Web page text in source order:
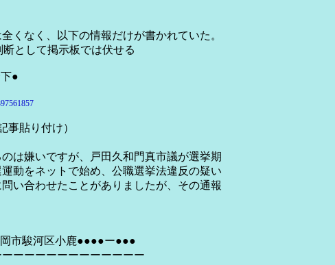
なく、以下の情報だけが書かれていた。
て掲示板では伏せる
●
事貼り付け）
いですが、戸田久和門真市議が選挙期
ネットで始め、公職選挙法違反の疑い
わせたことがありましたが、その通報
駿河区小鹿●●●●ー●●●
ーーーーーーーーーーーー